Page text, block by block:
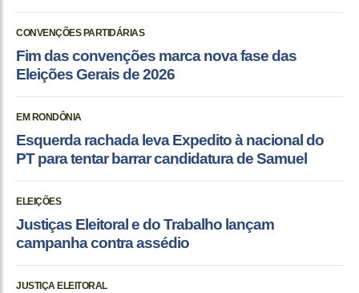
CONVENÇÕES PARTIDÁRIAS
Fim das convenções marca nova fase das
Eleições Gerais de 2026
EM RONDÔNIA
Esquerda rachada leva Expedito à nacional do
PT para tentar barrar candidatura de Samuel
ELEIÇÕES
Justiças Eleitoral e do Trabalho lançam
campanha contra assédio
JUSTIÇA ELEITORAL